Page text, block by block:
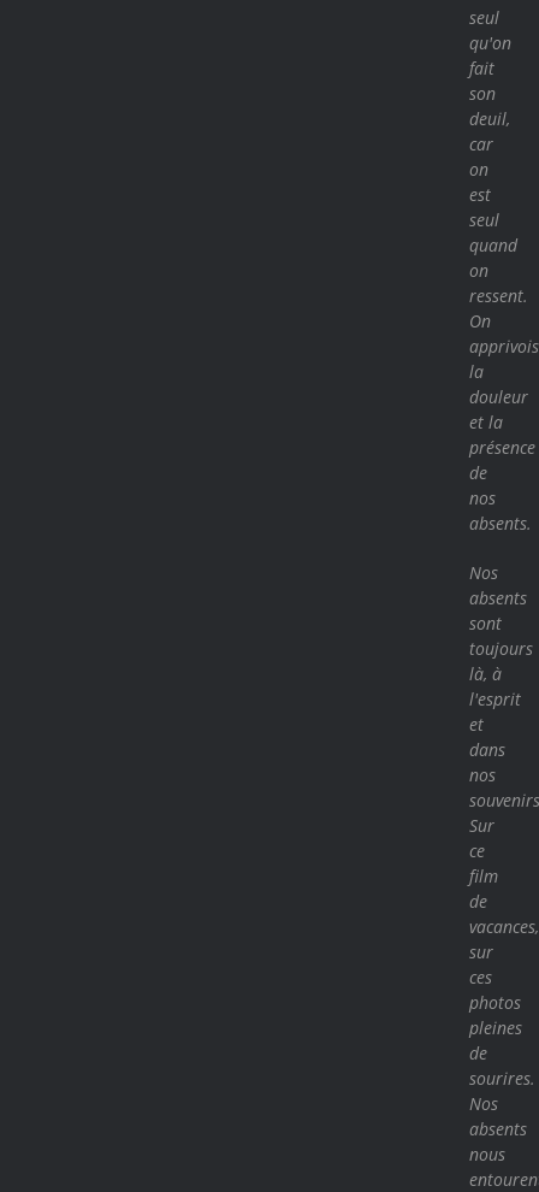
seul
qu'on
fait
son
deuil,
car
on
est
seul
quand
on
ressent.
On
la
douleur
et la
présence
de
nos
absents.
Nos
absents
sont
toujours
là, à
l'esprit
et
dans
nos
Sur
ce
film
de
vacances,
sur
ces
photos
pleines
de
sourires.
Nos
absents
nous